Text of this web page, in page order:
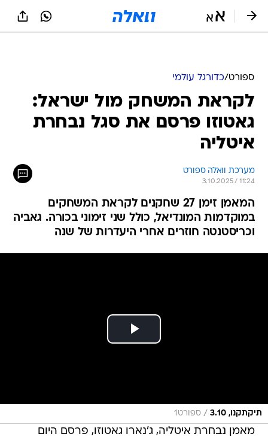
ספורט/כדורגל עולמי
לקראת המשחק מול ישראל:
גאטוזו פרסם את סגל נבחרת
איטליה
מערכת וואלה ספורט
3.10.2025 / 11:24
המאמן זימן 27 שחקנים לקראת המשחקים
במוקדמות המונדיאל, כולל שני זימוני בכורה. גאביה
וכריסטנטה חוזרים אחרי היעדרות של שנה
תיקתקנו, 3.10 / ספורט1
מאמן נבחרת איטליה, ג'נארו גאטוזו, פרסם היום